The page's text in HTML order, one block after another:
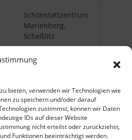
bieten, verwenden wir Technologien wie
zu speichern und/oder darauf
zustimmst, können wir Daten
IDs auf dieser Website
nicht erteilst oder zurückziehst,
Funktionen beeinträchtigt werden.
Schönstattzentrum
Marienberg,
Scheßlitz
Bildungshaus
Volkersberg, Bad